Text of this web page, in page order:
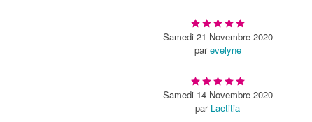
Samedi 21 Novembre 2020
parevelyne
Samedi 14 Novembre 2020
par Laetitia